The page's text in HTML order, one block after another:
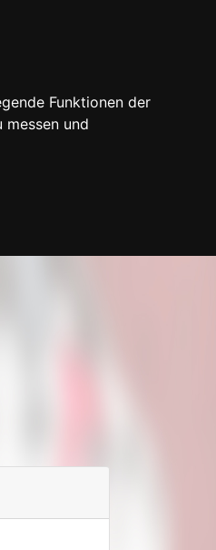
Funktionen der
messen und